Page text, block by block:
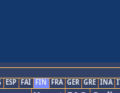
ESP FAI FIN FRA GER GRE INA